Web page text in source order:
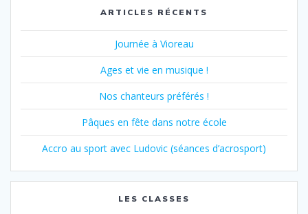
ARTICLES RÉCENTS
Journée à Vioreau
Ages et vie en musique !
Nos chanteurs préférés !
Pâques en fête dans notre école
Accro au sport avec Ludovic (séances d’acrosport)
LES CLASSES